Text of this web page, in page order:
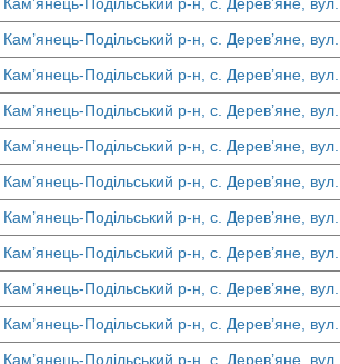
Подільський р-н, с. Дерев’яне,
Подільський р-н, с. Дерев’яне,
Подільський р-н, с. Дерев’яне,
Подільський р-н, с. Дерев’яне,
Подільський р-н, с. Дерев’яне,
Подільський р-н, с. Дерев’яне,
Подільський р-н, с. Дерев’яне,
Подільський р-н, с. Дерев’яне,
Подільський р-н, с. Дерев’яне,
Подільський р-н, с. Дерев’яне,